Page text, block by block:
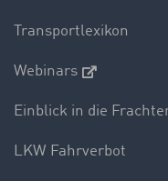
Transportlexikon
Webinars
Einblick in die
LKW Fahrverbot